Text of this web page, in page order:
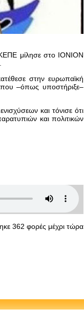
μίλησε στο IONION
.
στην ευρωπαϊκή
που –όπως υποστήριξε–
και τόνισε ότι
και πολιτικών
362 φορές μέχρι τώρα